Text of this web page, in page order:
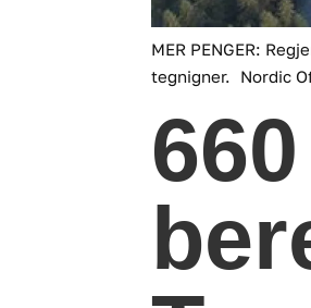
MER PENGER:
tegnigner.
Nordic